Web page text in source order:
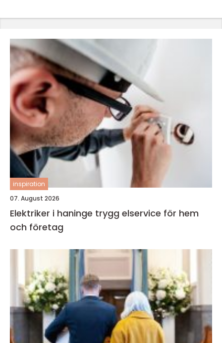
inspiration
07. August 2026
Elektriker i haninge trygg elservice för hem
och företag